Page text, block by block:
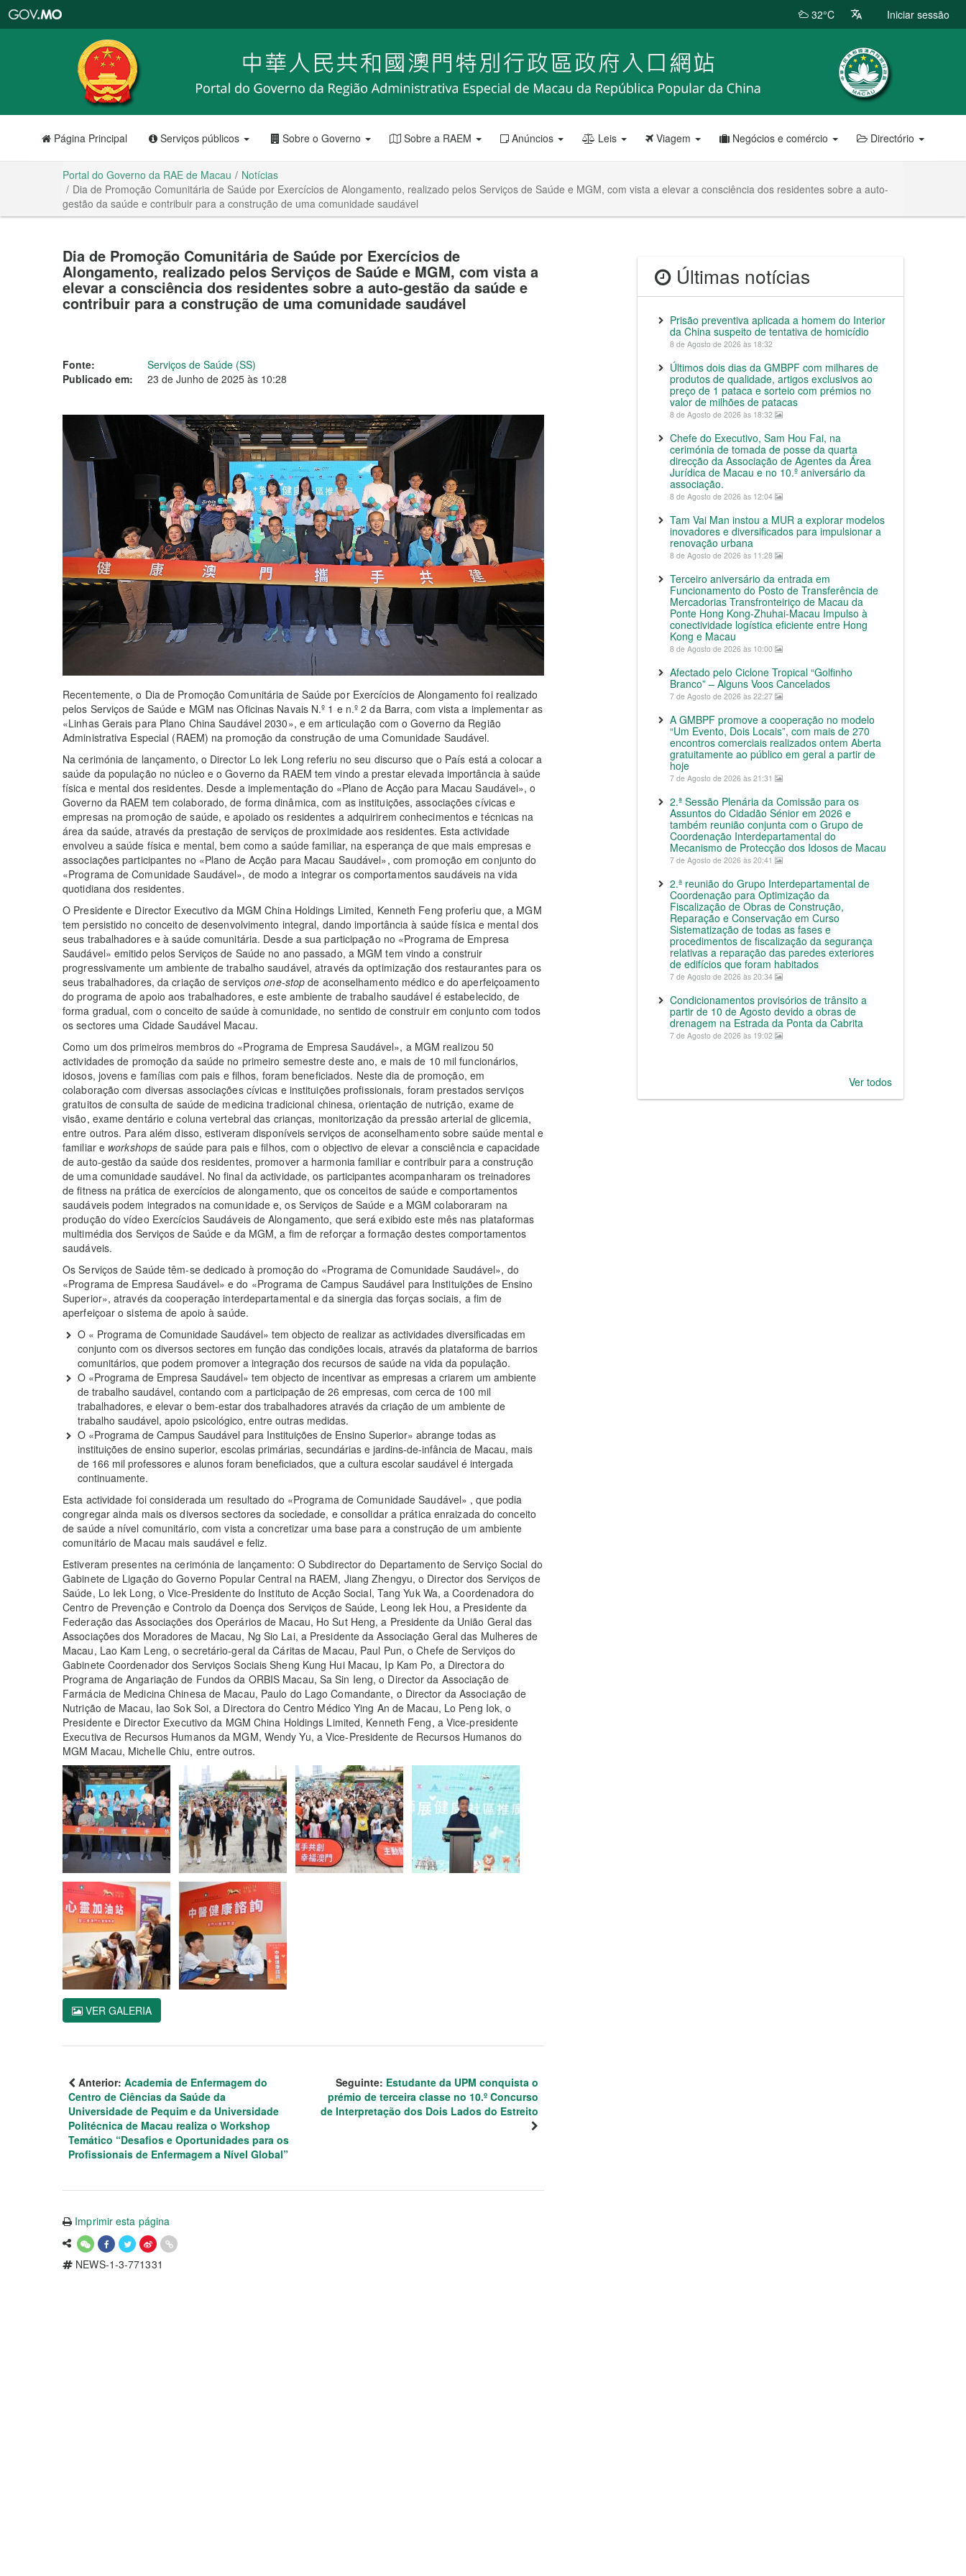
RAE
de
Macau
32°C Iniciar sessão
Página Principal Serviços públicos Sobre o Governo Sobre a RAEM Anúncios Leis Viagem Negócios e comércio Directório
Portal do Governo da RAE de Macau
Notícias
Dia de Promoção Comunitária de Saúde por Exercícios de Alongamento, realizado pelos Serviços de Saúde e MGM, com vista a elevar a consciência dos residentes sobre a auto-
gestão da saúde e contribuir para a construção de uma comunidade saudável
Dia de Promoção Comunitária de Saúde por Exercícios de
Alongamento, realizado pelos Serviços de Saúde e MGM, com vista a
elevar a consciência dos residentes sobre a auto-gestão da saúde e
contribuir para a construção de uma comunidade saudável
Fonte:
Serviços de Saúde (SS)
Publicado em:
23 de Junho de 2025 às 10:28
Recentemente, o Dia de Promoção Comunitária de Saúde por Exercícios de Alongamento foi realizado
pelos Serviços de Saúde e MGM nas Oficinas Navais N.º 1 e n.º 2 da Barra, com vista a implementar as
«Linhas Gerais para Plano China Saudável 2030», e em articulação com o Governo da Região
Administrativa Especial (RAEM) na promoção da construção de uma Comunidade Saudável.
Na cerimónia de lançamento, o Director Lo Iek Long referiu no seu discurso que o País está a colocar a
saúde da população no núcleo e o Governo da RAEM tem vindo a prestar elevada importância à saúde
física e mental dos residentes. Desde a implementação do «Plano de Acção para Macau Saudável», o
Governo da RAEM tem colaborado, de forma dinâmica, com as instituições, associações cívicas e
empresas na promoção de saúde, e apoiado os residentes a adquirirem conhecimentos e técnicas na
área da saúde, através da prestação de serviços de proximidade aos residentes. Esta actividade
envolveu a saúde física e mental, bem como a saúde familiar, na esperança de que mais empresas e
associações participantes no «Plano de Acção para Macau Saudável», com promoção em conjunto do
«Programa de Comunidade Saudável», de modo a integrar os comportamentos saudáveis na vida
quotidiana dos residentes.
O Presidente e Director Executivo da MGM China Holdings Limited, Kenneth Feng proferiu que, a MGM
tem persistido no conceito de desenvolvimento integral, dando importância à saúde física e mental dos
seus trabalhadores e à saúde comunitária. Desde a sua participação no «Programa de Empresa
Saudável» emitido pelos Serviços de Saúde no ano passado, a MGM tem vindo a construir
progressivamente um ambiente de trabalho saudável, através da optimização dos restaurantes para os
seus trabalhadores, da criação de serviçosone-stop de aconselhamento médico e do aperfeiçoamento
do programa de apoio aos trabalhadores, e este ambiente de trabalho saudável é estabelecido, de
forma gradual, com o conceito de saúde à comunidade, no sentido de construir em conjunto com todos
os sectores uma Cidade Saudável Macau.
Como um dos primeiros membros do «Programa de Empresa Saudável», a MGM realizou 50
actividades de promoção da saúde no primeiro semestre deste ano, e mais de 10 mil funcionários,
idosos, jovens e famílias com pais e filhos, foram beneficiados. Neste dia de promoção, em
colaboração com diversas associações cívicas e instituições profissionais, foram prestados serviços
gratuitos de consulta de saúde de medicina tradicional chinesa, orientação de nutrição, exame de
visão, exame dentário e coluna vertebral das crianças, monitorização da pressão arterial de glicemia,
entre outros. Para além disso, estiveram disponíveis serviços de aconselhamento sobre saúde mental e
familiar e workshops de saúde para pais e filhos, com o objectivo de elevar a consciência e capacidade
de auto-gestão da saúde dos residentes, promover a harmonia familiar e contribuir para a construção
de uma comunidade saudável. No final da actividade, os participantes acompanharam os treinadores
de fitness na prática de exercícios de alongamento, que os conceitos de saúde e comportamentos
saudáveis podem integrados na comunidade e, os Serviços de Saúde e a MGM colaboraram na
produção do vídeo Exercícios Saudáveis de Alongamento, que será exibido este mês nas plataformas
multimédia dos Serviços de Saúde e da MGM, a fim de reforçar a formação destes comportamentos
saudáveis.
Os Serviços de Saúde têm-se dedicado à promoção do «Programa de Comunidade Saudável», do
«Programa de Empresa Saudável» e do «Programa de Campus Saudável para Instituições de Ensino
Superior», através da cooperação interdepartamental e da sinergia das forças sociais, a fim de
aperfeiçoar o sistema de apoio à saúde.
O « Programa de Comunidade Saudável» tem objecto de realizar as actividades diversificadas em
conjunto com os diversos sectores em função das condições locais, através da plataforma de barrios
comunitários, que podem promover a integração dos recursos de saúde na vida da população.
O «Programa de Empresa Saudável» tem objecto de incentivar as empresas a criarem um ambiente
de trabalho saudável, contando com a participação de 26 empresas, com cerca de 100 mil
trabalhadores, e elevar o bem-estar dos trabalhadores através da criação de um ambiente de
trabalho saudável, apoio psicológico, entre outras medidas.
O «Programa de Campus Saudável para Instituições de Ensino Superior» abrange todas as
instituições de ensino superior, escolas primárias, secundárias e jardins-de-infância de Macau, mais
de 166 mil professores e alunos foram beneficiados, que a cultura escolar saudável é intergada
continuamente.
Esta actividade foi considerada um resultado do «Programa de Comunidade Saudável» , que podia
congregar ainda mais os diversos sectores da sociedade, e consolidar a prática enraizada do conceito
de saúde a nível comunitário, com vista a concretizar uma base para a construção de um ambiente
comunitário de Macau mais saudável e feliz.
Estiveram presentes na cerimónia de lançamento: O Subdirector do Departamento de Serviço Social do
Gabinete de Ligação do Governo Popular Central na RAEM, Jiang Zhengyu, o Director dos Serviços de
Saúde, Lo Iek Long, o Vice-Presidente do Instituto de Acção Social, Tang Yuk Wa, a Coordenadora do
Centro de Prevenção e Controlo da Doença dos Serviços de Saúde, Leong Iek Hou, a Presidente da
Federação das Associações dos Operários de Macau, Ho Sut Heng, a Presidente da União Geral das
Associações dos Moradores de Macau, Ng Sio Lai, a Presidente da Associação Geral das Mulheres de
Macau, Lao Kam Leng, o secretário-geral da Cáritas de Macau, Paul Pun, o Chefe de Serviços do
Gabinete Coordenador dos Serviços Sociais Sheng Kung Hui Macau, Ip Kam Po, a Directora do
Programa de Angariação de Fundos da ORBIS Macau, Sa Sin Ieng, o Director da Associação de
Farmácia de Medicina Chinesa de Macau, Paulo do Lago Comandante, o Director da Associação de
Nutrição de Macau, Iao Sok Soi, a Directora do Centro Médico Ying An de Macau, Lo Peng Iok, o
Presidente e Director Executivo da MGM China Holdings Limited, Kenneth Feng, a Vice-presidente
Executiva de Recursos Humanos da MGM, Wendy Yu, a Vice-Presidente de Recursos Humanos do
MGM Macau, Michelle Chiu, entre outros.
VER GALERIA
Anterior: Academia de Enfermagem do
Centro de Ciências da Saúde da
Universidade de Pequim e da Universidade
Politécnica de Macau realiza o Workshop
Temático “Desafios e Oportunidades para os
Profissionais de Enfermagem a Nível Global”
Seguinte: Estudante da UPM conquista o
prémio de terceira classe no 10.º Concurso
de Interpretação dos Dois Lados do Estreito
Imprimir esta página
NEWS-1-3-771331
Últimas notícias
Prisão preventiva aplicada a homem do Interior
da China suspeito de tentativa de homicídio
8 de Agosto de 2026 às 18:32
Últimos dois dias da GMBPF com milhares de
produtos de qualidade, artigos exclusivos ao
preço de 1 pataca e sorteio com prémios no
valor de milhões de patacas
8 de Agosto de 2026 às 18:32
Chefe do Executivo, Sam Hou Fai, na
cerimónia de tomada de posse da quarta
direcção da Associação de Agentes da Área
Jurídica de Macau e no 10.º aniversário da
associação.
8 de Agosto de 2026 às 12:04
Tam Vai Man instou a MUR a explorar modelos
inovadores e diversificados para impulsionar a
renovação urbana
8 de Agosto de 2026 às 11:28
Terceiro aniversário da entrada em
Funcionamento do Posto de Transferência de
Mercadorias Transfronteiriço de Macau da
Ponte Hong Kong-Zhuhai-Macau Impulso à
conectividade logística eficiente entre Hong
Kong e Macau
8 de Agosto de 2026 às 10:00
Afectado pelo Ciclone Tropical “Golfinho
Branco” – Alguns Voos Cancelados
7 de Agosto de 2026 às 22:27
A GMBPF promove a cooperação no modelo
“Um Evento, Dois Locais”, com mais de 270
encontros comerciais realizados ontem Aberta
gratuitamente ao público em geral a partir de
hoje
7 de Agosto de 2026 às 21:31
2.ª Sessão Plenária da Comissão para os
Assuntos do Cidadão Sénior em 2026 e
também reunião conjunta com o Grupo de
Coordenação Interdepartamental do
Mecanismo de Protecção dos Idosos de Macau
7 de Agosto de 2026 às 20:41
2.ª reunião do Grupo Interdepartamental de
Coordenação para Optimização da
Fiscalização de Obras de Construção,
Reparação e Conservação em Curso
Sistematização de todas as fases e
procedimentos de fiscalização da segurança
relativas a reparação das paredes exteriores
de edifícios que foram habitados
7 de Agosto de 2026 às 20:34
Condicionamentos provisórios de trânsito a
partir de 10 de Agosto devido a obras de
drenagem na Estrada da Ponta da Cabrita
7 de Agosto de 2026 às 19:02
Ver todos